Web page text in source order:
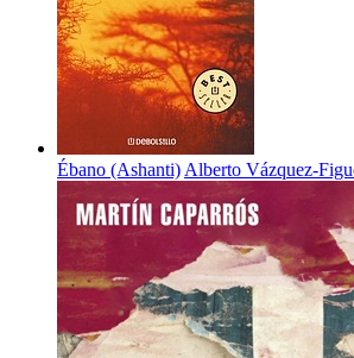
Ébano (Ashanti) Alberto Vázquez-